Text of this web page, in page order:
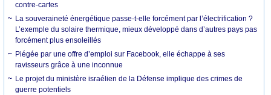
contre-cartes
La souveraineté énergétique passe-t-elle forcément par l’électrification ?
L’exemple du solaire thermique, mieux développé dans d’autres pays pas
forcément plus ensoleillés
Piégée par une offre d’emploi sur Facebook, elle échappe à ses
ravisseurs grâce à une inconnue
Le projet du ministère israélien de la Défense implique des crimes de
guerre potentiels